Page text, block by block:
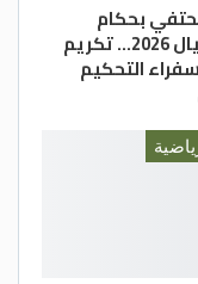
بحكام
المونديال 2026… تكريم
التحكيم